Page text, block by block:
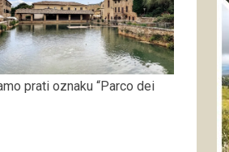
prati oznaku “Parco dei